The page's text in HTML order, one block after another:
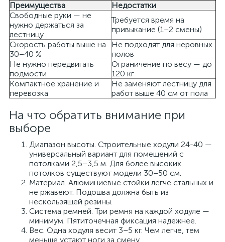
Преимущества
Недостатки
Свободные руки — не
нужно держаться за
лестницу
Требуется время на
привыкание (1–2 смены)
Скорость работы выше на
30–40 %
Не подходят для неровных
полов
Не нужно передвигать
подмости
Ограничение по весу — до
120 кг
Компактное хранение и
перевозка
Не заменяют лестницу для
работ выше 40 см от пола
На что обратить внимание при
выборе
Диапазон высоты. Строительные ходули 24-40 —
универсальный вариант для помещений с
потолками 2,5–3,5 м. Для более высоких
потолков существуют модели 30–50 см.
Материал. Алюминиевые стойки легче стальных и
не ржавеют. Подошва должна быть из
нескользящей резины.
Система ремней. Три ремня на каждой ходуле —
минимум. Пятиточечная фиксация надежнее.
Вес. Одна ходуля весит 3–5 кг. Чем легче, тем
меньше устают ноги за смену.